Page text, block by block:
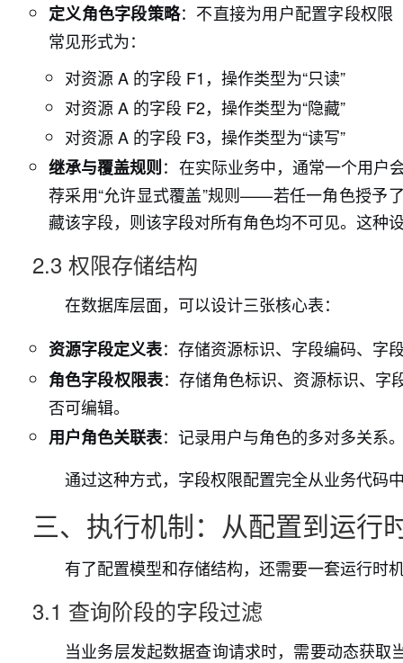
定义角色字段策略：不直接为用户配置字段权限
常见形式为：
对资源 A 的字段 F1，操作类型为“只读”
对资源 A 的字段 F2，操作类型为“隐藏”
对资源 A 的字段 F3，操作类型为“读写”
继承与覆盖规则：在实际业务中，通常一个用户
荐采用“允许显式覆盖”规则——若任一角色授予
藏该字段，则该字段对所有角色均不可见。这种
2.3 权限存储结构
在数据库层面，可以设计三张核心表：
资源字段定义表：存储资源标识、字段编码、字
角色字段权限表：存储角色标识、资源标识、
否可编辑。
用户角色关联表：记录用户与角色的多对多关系
通过这种方式，字段权限配置完全从业务代码
三、执行机制：从配置到运行
有了配置模型和存储结构，还需要一套运行时
3.1 查询阶段的字段过滤
当业务层发起数据查询请求时，需要动态获